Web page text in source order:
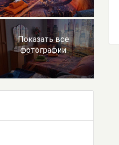
Показать все
фотографии